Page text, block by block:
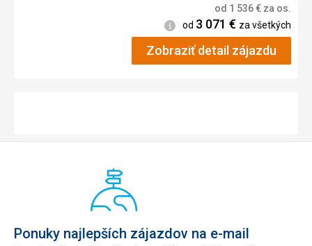
od 1 536€ za os.
Informácie
od 3 071 € za všetkých
Zobraziť detail zájazdu
Ponuky najlepších zájazdov na e-mail